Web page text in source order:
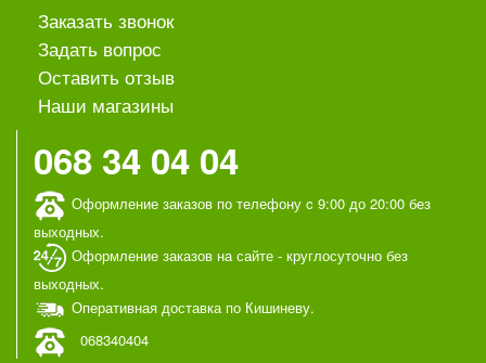
Заказать звонок
Задать вопрос
Оставить отзыв
Наши магазины
068 34 04 04
Оформление заказов по телефону c 9:00 до 20:00 без
выходных.
Оформление заказов на сайте - круглосуточно без
выходных.
Оперативная доставка по Кишиневу.
068340404